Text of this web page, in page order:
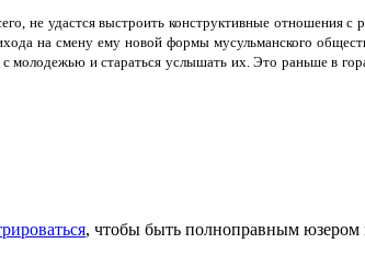
не удастся выстроить конструктивные отношения
на смену ему новой формы мусульманского
молодежью и стараться услышать их. Это раньше в
, чтобы быть полноправным юзером